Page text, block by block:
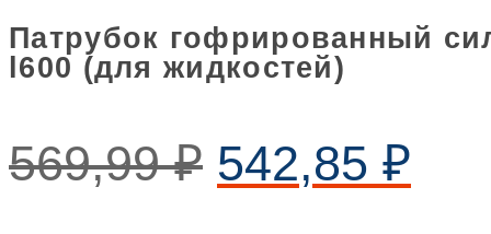
Патрубок гофрированный
l600 (для жидкостей)
569,99₽ 542,85 ₽